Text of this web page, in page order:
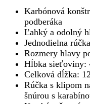
Karbónová
podberáka
Ľahký a odolný
Jednodielna
Rozmery hlavy
Hĺbka sieťoviny:
Celková dĺžka:
Rúčka s klipom
šnúrou s